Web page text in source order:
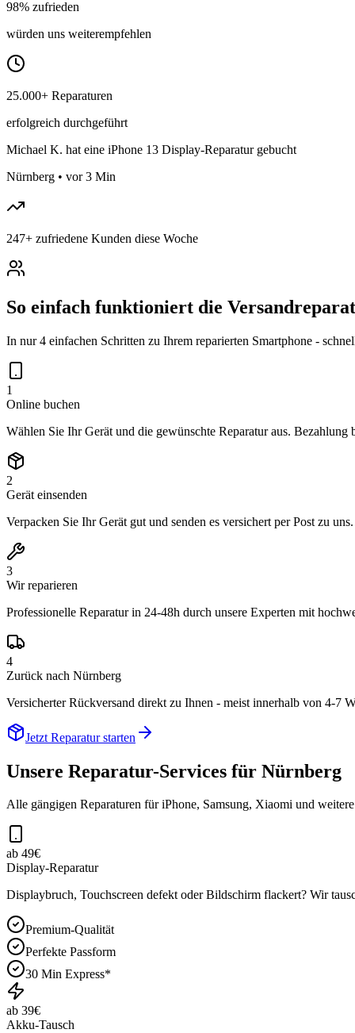
98% zufrieden
würden uns weiterempfehlen
25.000+ Reparaturen
erfolgreich durchgeführt
Michael K. hat eine iPhone 13 Display-Reparatur gebucht
Nürnberg • vor 3 Min
247+ zufriedene Kunden diese Woche
So einfach funktioniert die
In nur 4 einfachen Schritten zu Ihrem reparierten Smartphone -
1
Online buchen
Wählen Sie Ihr Gerät und die gewünschte Reparatur aus. Bezahlung
2
Gerät einsenden
Verpacken Sie Ihr Gerät gut und senden es versichert per Post zu
3
Wir reparieren
Professionelle Reparatur in 24-48h durch unsere Experten mit
4
Zurück nach Nürnberg
Versicherter Rückversand direkt zu Ihnen - meist innerhalb von 4-7
Jetzt Reparatur starten
Unsere Reparatur-Services für Nürnberg
Alle gängigen Reparaturen für iPhone, Samsung, Xiaomi und
ab 49€
Display-Reparatur
Displaybruch, Touchscreen defekt oder Bildschirm flackert? Wir
Premium-Qualität
Perfekte Passform
30 Min Express*
ab 39€
Akku-Tausch